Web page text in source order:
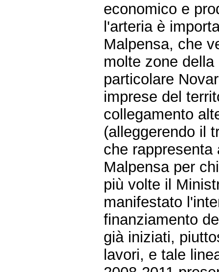
economico e
l'arteria è
Malpensa, che
molte zone
particolare
imprese del
collegamento
(alleggerendo il
che
Malpensa per
più volte il
manifestato
finanziamento
già iniziati,
lavori, e tale